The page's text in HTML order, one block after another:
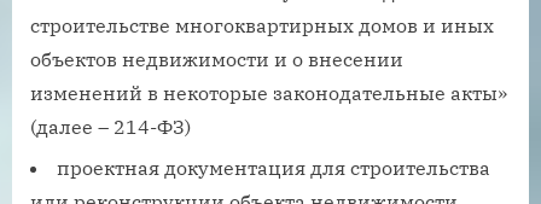
строительстве многоквартирных домов и иных
объектов недвижимости и о внесении
изменений в некоторые законодательные акты»
(далее – 214-ФЗ)
проектная документация для строительства